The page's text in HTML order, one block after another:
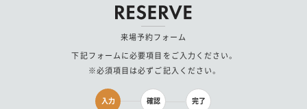
来場予約フォーム
下記フォームに必要項目をご入力ください。
※必須項目は必ずご記入ください。
入力 確認 完了